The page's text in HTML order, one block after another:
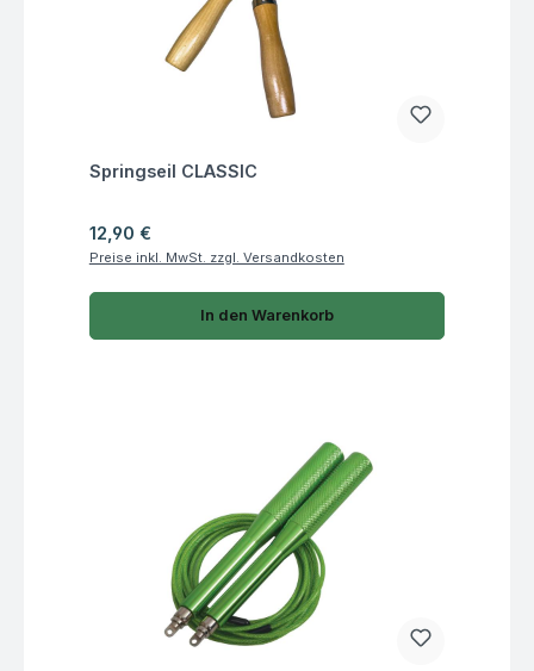
Fragen zum Artikel
Springseil CLASSIC
Regulärer Preis:
12,90 €
Preise inkl. MwSt. zzgl. Versandkosten
In den Warenkorb